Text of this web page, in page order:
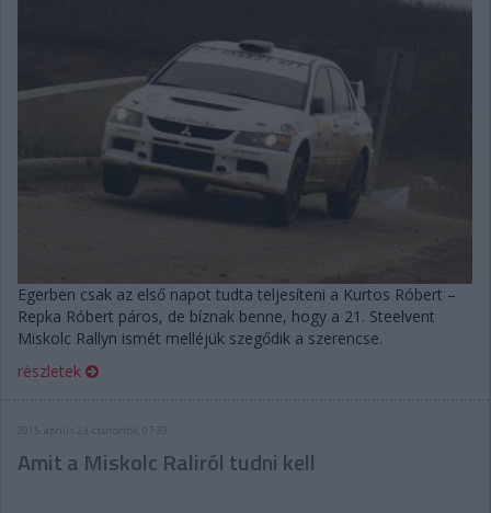
Egerben csak az első napot tudta teljesíteni a Kurtos Róbert –
Repka Róbert páros, de bíznak benne, hogy a 21. Steelvent
Miskolc Rallyn ismét melléjük szegődik a szerencse.
részletek
2015. április 23. csütörtök, 07:33
Amit a Miskolc Raliról tudni kell